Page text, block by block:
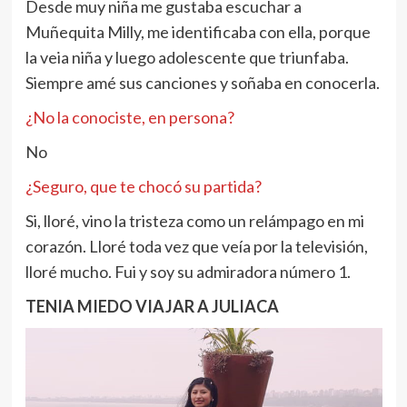
Desde muy niña me gustaba escuchar a
Muñequita Milly, me identificaba con ella, porque
la veia niña y luego adolescente que triunfaba.
Siempre amé sus canciones y soñaba en conocerla.
¿No la conociste, en persona?
No
¿Seguro, que te chocó su partida?
Si, lloré, vino la tristeza como un relámpago en mi
corazón. Lloré toda vez que veía por la televisión,
lloré mucho. Fui y soy su admiradora número 1.
TENIA MIEDO VIAJAR A JULIACA